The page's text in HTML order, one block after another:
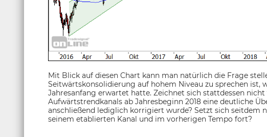
Mit Blick auf diesen Chart kann man natürlich die Frage
Seitwärtskonsolidierung auf hohem Niveau zu sprechen ist,
Jahresanfang erwartet hatte. Zeichnet sich stattdessen
Aufwärtstrendkanals ab Jahresbeginn 2018 eine deutliche
anschließend lediglich korrigiert wurde? Setzt sich seitdem
seinem etablierten Kanal und im vorherigen Tempo fort?